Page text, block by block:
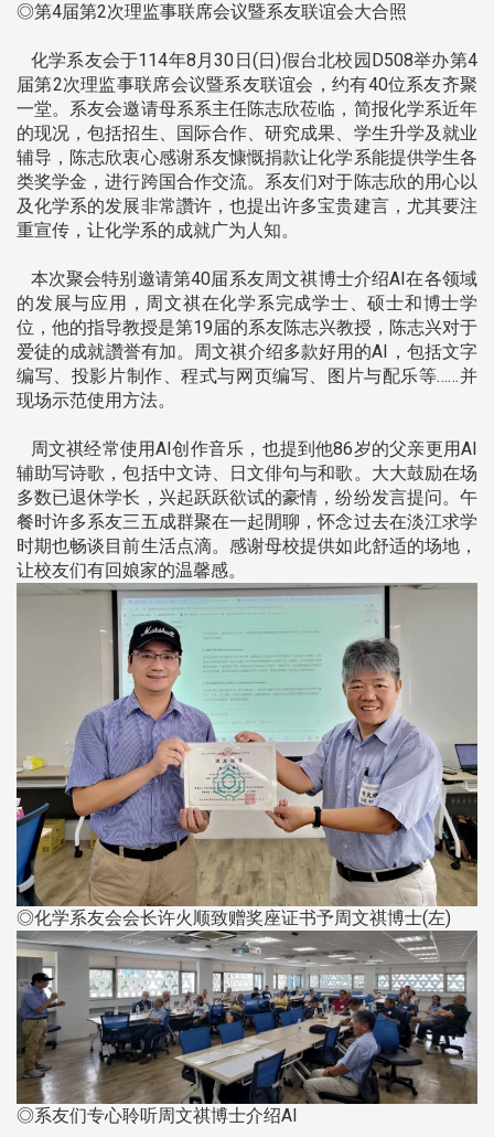
◎第4届第2次理监事联席会议暨系友联谊会大合照
化学系友会于114年8月30日(日)假台北校园D508举办第4
届第2次理监事联席会议暨系友联谊会，约有40位系友齐聚
一堂。系友会邀请母系系主任陈志欣莅临，简报化学系近年
的现况，包括招生、国际合作、研究成果、学生升学及就业
辅导，陈志欣衷心感谢系友慷慨捐款让化学系能提供学生各
类奖学金，进行跨国合作交流。系友们对于陈志欣的用心以
及化学系的发展非常讚许，也提出许多宝贵建言，尤其要注
重宣传，让化学系的成就广为人知。
本次聚会特别邀请第40届系友周文祺博士介绍AI在各领域
的发展与应用，周文祺在化学系完成学士、硕士和博士学
位，他的指导教授是第19届的系友陈志兴教授，陈志兴对于
爱徒的成就讚誉有加。周文祺介绍多款好用的AI，包括文字
编写、投影片制作、程式与网页编写、图片与配乐等……并
现场示范使用方法。
周文祺经常使用AI创作音乐，也提到他86岁的父亲更用AI
辅助写诗歌，包括中文诗、日文俳句与和歌。大大鼓励在场
多数已退休学长，兴起跃跃欲试的豪情，纷纷发言提问。午
餐时许多系友三五成群聚在一起閒聊，怀念过去在淡江求学
时期也畅谈目前生活点滴。感谢母校提供如此舒适的场地，
让校友们有回娘家的温馨感。
◎化学系友会会长许火顺致赠奖座证书予周文祺博士(左)
◎系友们专心聆听周文祺博士介绍AI